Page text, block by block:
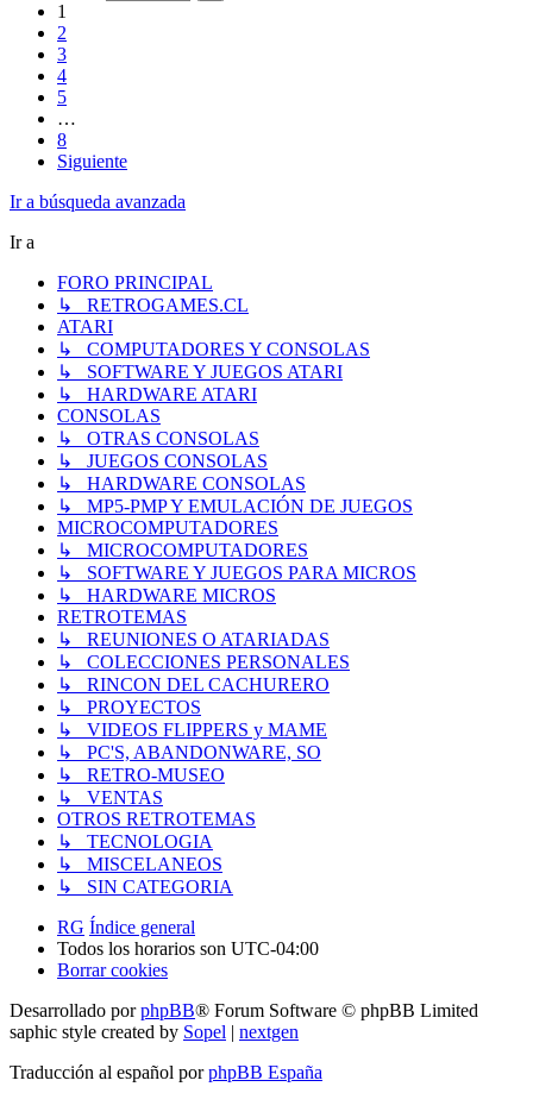
1
2
3
4
5
…
8
Siguiente
Ir a búsqueda avanzada
Ir a
FORO PRINCIPAL
↳ RETROGAMES.CL
ATARI
↳ COMPUTADORES Y CONSOLAS
↳ SOFTWARE Y JUEGOS ATARI
↳ HARDWARE ATARI
CONSOLAS
↳ OTRAS CONSOLAS
↳ JUEGOS CONSOLAS
↳ HARDWARE CONSOLAS
↳ MP5-PMP Y EMULACIÓN DE JUEGOS
MICROCOMPUTADORES
↳ MICROCOMPUTADORES
↳ SOFTWARE Y JUEGOS PARA MICROS
↳ HARDWARE MICROS
RETROTEMAS
↳ REUNIONES O ATARIADAS
↳ COLECCIONES PERSONALES
↳ RINCON DEL CACHURERO
↳ PROYECTOS
↳ VIDEOS FLIPPERS y MAME
↳ PC'S, ABANDONWARE, SO
↳ RETRO-MUSEO
↳ VENTAS
OTROS RETROTEMAS
↳ TECNOLOGIA
↳ MISCELANEOS
↳ SIN CATEGORIA
RG Índice general
Todos los horarios son UTC-04:00
Borrar cookies
Desarrollado porphpBB® Forum Software © phpBB Limited
saphic style created by Sopel
nextgen
Traducción al español porphpBB España